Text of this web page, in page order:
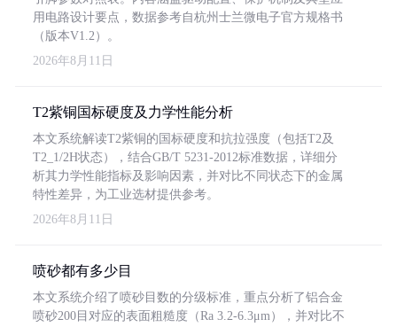
用电路设计要点，数据参考自杭州士兰微电子官方规格书
（版本V1.2）。
2026年8月11日
T2紫铜国标硬度及力学性能分析
本文系统解读T2紫铜的国标硬度和抗拉强度（包括T2及
T2_1/2H状态），结合GB/T 5231-2012标准数据，详细分
析其力学性能指标及影响因素，并对比不同状态下的金属
特性差异，为工业选材提供参考。
2026年8月11日
喷砂都有多少目
本文系统介绍了喷砂目数的分级标准，重点分析了铝合金
喷砂200目对应的表面粗糙度（Ra 3.2-6.3μm），并对比不